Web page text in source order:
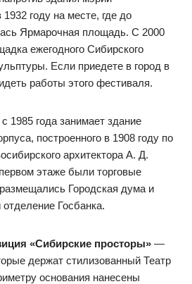
году на месте, где до
Ярмарочная площадь. С 2000
ежегодного Сибирского
Если приедете в город в
работы этого фестиваля.
с 1985 года занимает здание
построенного в 1908 году по
архитектора А. Д.
этаже были торговые
Городская дума и
Госбанка.
«Сибирские просторы» —
держат стилизованный Театр
основания нанесены